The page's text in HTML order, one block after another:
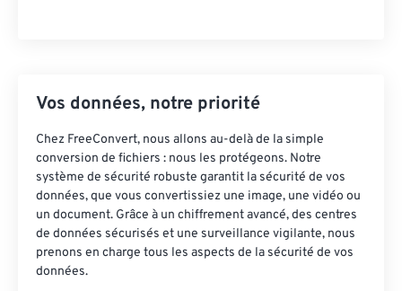
Vos données, notre priorité
Chez FreeConvert, nous allons au-delà de la simple
conversion de fichiers : nous les protégeons. Notre
système de sécurité robuste garantit la sécurité de vos
données, que vous convertissiez une image, une vidéo ou
un document. Grâce à un chiffrement avancé, des centres
de données sécurisés et une surveillance vigilante, nous
prenons en charge tous les aspects de la sécurité de vos
données.